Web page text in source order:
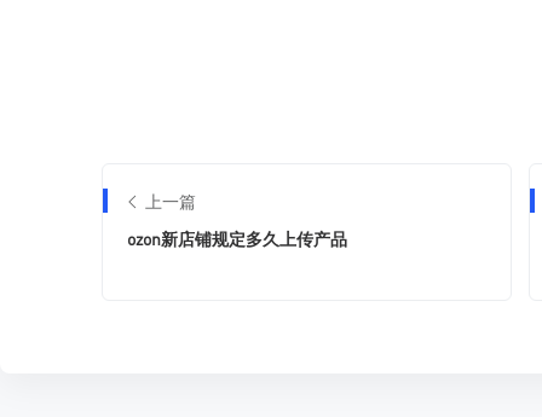
上一篇
ozon新店铺规定多久上传产品